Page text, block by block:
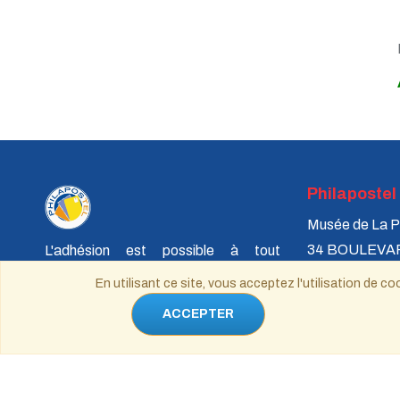
L'adhésion est possible à tout
moment de l'année, cependant, après
le 1er septembre, la cotisation est
réduite au tiers de son montant pour le
Philapostel
Musée de La
34
75731 PARIS
En utilisant ce site, vous acceptez l'utilisation de
ACCEPTER